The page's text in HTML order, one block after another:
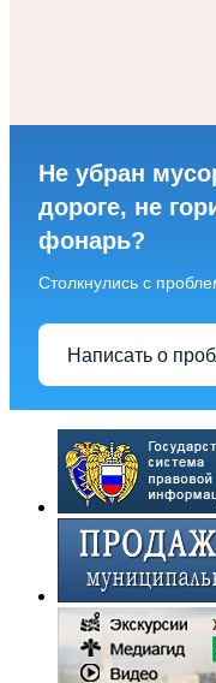
Не убран
дороге, не
фонарь?
Столкнулись с
Написать о